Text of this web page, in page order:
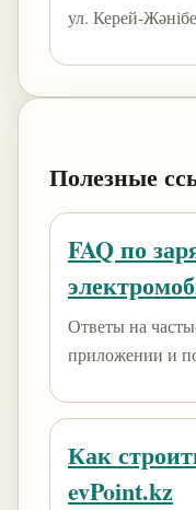
ул. Керей-
Полезные
FAQ по
Ответы на
приложении и
Как
evPoint.kz